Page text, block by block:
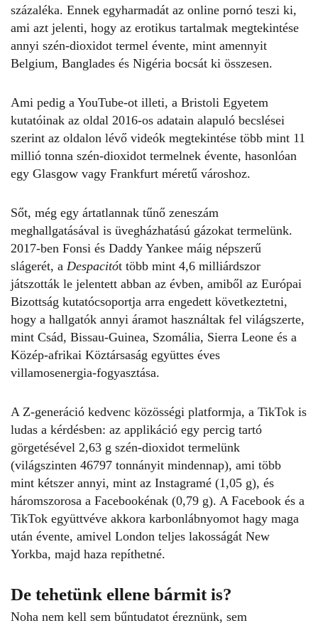
százaléka. Ennek egyharmadát az online pornó teszi ki,
ami azt jelenti, hogy az erotikus tartalmak megtekintése
annyi szén-dioxidot termel évente, mint amennyit
Belgium, Banglades és Nigéria bocsát ki összesen.
Ami pedig a YouTube-ot illeti, a Bristoli Egyetem
kutatóinak az oldal 2016-os adatain alapuló becslései
szerint az oldalon lévő videók megtekintése több mint 11
millió tonna szén-dioxidot termelnek évente, hasonlóan
egy Glasgow vagy Frankfurt méretű városhoz.
Sőt, még egy ártatlannak tűnő zeneszám
meghallgatásával is üvegházhatású gázokat termelünk.
2017-ben Fonsi és Daddy Yankee máig népszerű
slágerét, a Despacitót több mint 4,6 milliárdszor
játszották le jelentett abban az évben, amiből az Európai
Bizottság kutatócsoportja arra engedett következtetni,
hogy a hallgatók annyi áramot használtak fel világszerte,
mint Csád, Bissau-Guinea, Szomália, Sierra Leone és a
Közép-afrikai Köztársaság együttes éves
villamosenergia-fogyasztása.
A Z-generáció kedvenc közösségi platformja, a TikTok is
ludas a kérdésben: az applikáció egy percig tartó
görgetésével 2,63 g szén-dioxidot termelünk
(világszinten 46797 tonnányit mindennap), ami több
mint kétszer annyi, mint az Instagramé (1,05 g), és
háromszorosa a Facebookénak (0,79 g). A Facebook és a
TikTok együttvéve akkora karbonlábnyomot hagy maga
után évente, amivel London teljes lakosságát New
Yorkba, majd haza repíthetné.
De tehetünk ellene bármit is?
Noha nem kell sem bűntudatot éreznünk, sem